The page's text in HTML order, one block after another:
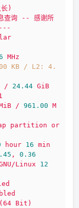
)
查询 --
感谢所
MHz
KB / L2: 4.
/ 24.44 GiB
/ 961.00 M
partition
or
hour 16 min
,
0.36
Linux
12
(64 Bit)